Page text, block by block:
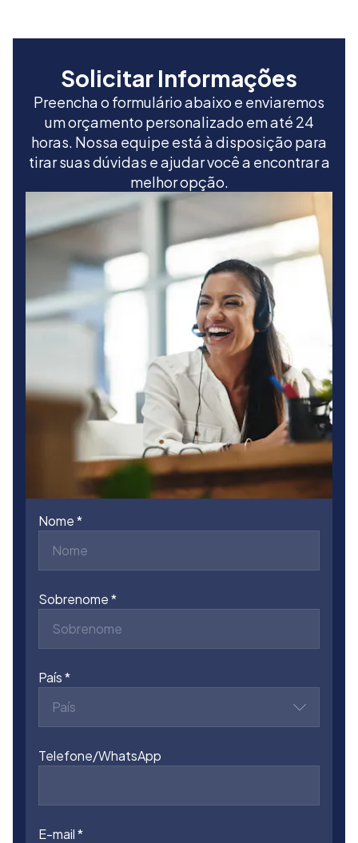
Solicitar Informações
Preencha o formulário abaixo e enviaremos
um orçamento personalizado em até 24
horas. Nossa equipe está à disposição para
tirar suas dúvidas e ajudar você a encontrar a
melhor opção.
Nome
Sobrenome
País
País
Telefone/WhatsApp
E-mail